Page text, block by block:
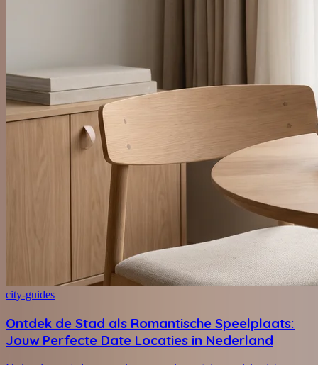
city-guides
Ontdek de Stad als Romantische Speelplaats:
Jouw Perfecte Date Locaties in Nederland